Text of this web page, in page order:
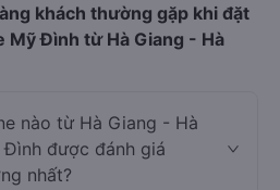
khách thường gặp khi đặt
Mỹ Đình từ Hà Giang - Hà
nào từ Hà Giang - Hà
được đánh giá
nhất?